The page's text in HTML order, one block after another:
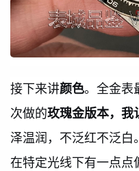
接下来讲颜色。全金表
次做的玫瑰金版本，我
泽温润，不泛红不泛白
在特定光线下有一点点